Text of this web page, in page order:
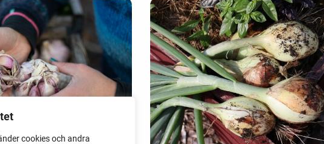
cookies och andra